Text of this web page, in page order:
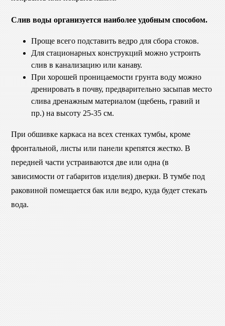
Слив воды организуется наиболее удобным способом.
Проще всего подставить ведро для сбора стоков.
Для стационарных конструкций можно устроить
слив в канализацию или канаву.
При хорошей проницаемости грунта воду можно
дренировать в почву, предварительно засыпав место
слива дренажным материалом (щебень, гравий и
пр.) на высоту 25-35 см.
При обшивке каркаса на всех стенках тумбы, кроме
фронтальной, листы или панели крепятся жестко. В
передней части устраиваются две или одна (в
зависимости от габаритов изделия) дверки. В тумбе под
раковиной помещается бак или ведро, куда будет стекать
вода.